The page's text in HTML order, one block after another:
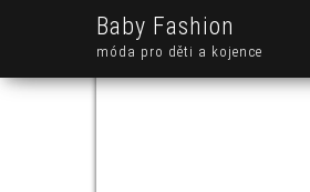
Baby Fashion
móda pro děti a kojence